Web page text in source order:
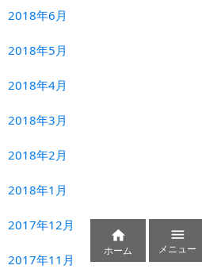
2018年6月
2018年5月
2018年4月
2018年3月
2018年2月
2018年1月
2017年12月
2017年11月

ホーム

メニュー